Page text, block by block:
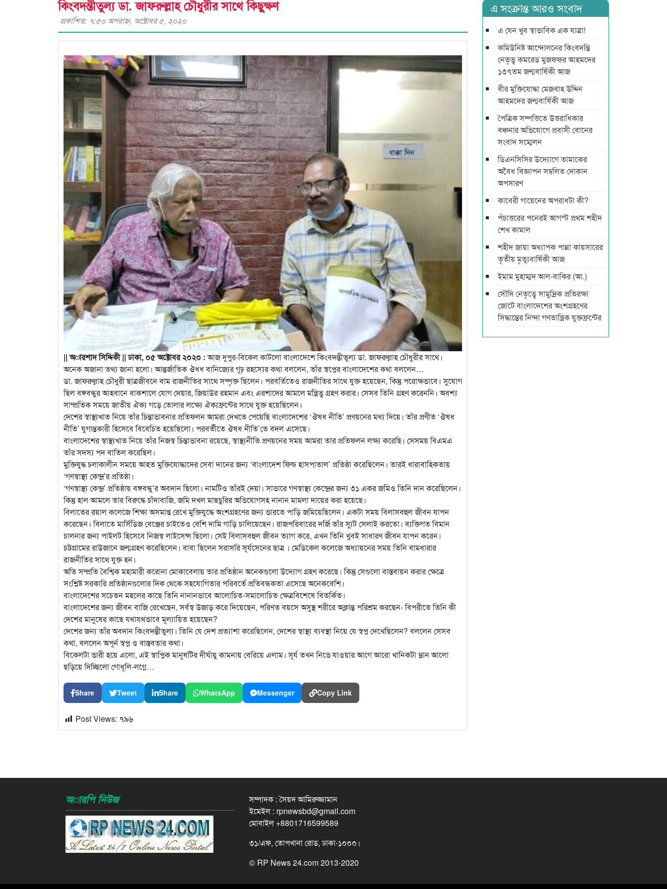
কিংবদন্তীতুল্য ডা. জাফরুল্লাহ চৌধুরীর সাথে কিছুক্ষণ
প্রকাশিত: ৭:৫০ অপরাহ্ণ, অক্টোবর ৫, ২০২০
|| অারশাদ সিদ্দিকী || ঢাকা, ০৫ অক্টোবর ২০২০ :আজ দুপুর-বিকেল কাটলো বাংলাদেশে কিংবদন্তীতুল্য ডা. জাফরুল্লাহ চৌধুরীর সাথে।
অনেক অজানা তথ্য জানা হলো। আন্তর্জাতিক ঔধধবানিজ্যের গূঢ় রহস্যের কথা বললেন, তাঁর স্বপ্নের বাংলাদেশের কথা বললেন…
ডা. জাফরুল্লাহ চৌধুরী ছাত্রজীবনে বাম রাজনীতির সাথে সম্পৃক্ত ছিলেন। পরবর্তিতেও রাজনীতির সাথে যুক্ত হয়েছেন, কিন্তু পরোক্ষভাবে। সুযোগ
ছিল বঙ্গবন্ধুর আহবানে বাকশালে যোগ দেয়ার, জিয়াউর রহমান এবং এরশাদের আমলে মন্ত্রিত্ব গ্রহণ করার। সেসব তিনি গ্রহণ করেননি। অবশ্য
সাম্প্রতিক সময়ে জাতীয় ঐক্য গড়ে তোলার লক্ষ্যে ঐক্যফ্রন্টের সাথে যুক্ত হয়েছিলেন।
দেশের স্বাস্থ্যখাত নিয়ে তাঁর চিন্তাভাবনার প্রতিফলন আমরা দেখতে পেয়েছি বাংলাদেশের ‘ঔষধ নীতি’ প্রণয়নের মধ্য দিয়ে। তাঁর প্রণীত ‘ঔষধ
নীতি’ যুগান্তকারী হিসেবে বিবেচিত হয়েছিলো। পরবর্তীতে ঔষধ নীতি’তে বদল এসেছে।
বাংলাদেশের স্বাস্থ্যখাত নিয়ে তাঁর নিজস্ব চিন্তাভাবনা রয়েছে, স্বাস্থ্যনীতি প্রণয়নের সময় আমরা তার প্রতিফলন লক্ষ্য করেছি। সেসময় বিএমএ
তাঁর সদস্য পদ বাতিল করেছিল।
মুক্তিযুদ্ধ চলাকালীন সময়ে আহত মুক্তিযোদ্ধাদের সেবা দানের জন্য ‘বাংলাদেশ ফিল্ড হাসপাতাল’ প্রতিষ্ঠা করেছিলেন। তারই ধারাবাহিকতায়
‘গণস্বাস্থ্য কেন্দ্র’র প্রতিষ্ঠা।
‘গণস্বাস্থ্য কেন্দ্র’ প্রতিষ্ঠায় বঙ্গবন্ধু’র অবদান ছিলো। নামটিও তাঁরই দেয়া। সাভারে গণস্বাস্থ্য কেন্দ্রের জন্য ৩১ একর জমিও তিনি দান করেছিলেন।
কিন্তু হাল আমলে তার বিরুদ্ধে চাঁদাবাজি, জমি দখল মাছচুরির অভিযোগসহ নানান মামলা দায়ের করা হয়েছে।
বিলাতের রয়াল কলেজে শিক্ষা অসমাপ্ত রেখে মুক্তিযুদ্ধে অংশগ্রহণের জন্য ভারতে পাড়ি জমিয়েছিলেন। একটা সময় বিলাসবহুল জীবন যাপন
করেছেন। বিলাতে মার্সিডিজ বেঞ্জের চাইতেও বেশি দামি গাড়ি চালিয়েছেন। রাজপরিবারের দর্জি তাঁর স্যুট সেলাই করতো। ব্যক্তিগত বিমান
চালনার জন্য পাইলট হিসেবে নিজস্ব লাইসেন্স ছিলো। সেই বিলাসবহুল জীবন ত্যাগ করে, এখন তিনি খুবই সাধারণ জীবন যাপন করেন।
চট্টগ্রামের রাউজানে জন্মগ্রহণ করেছিলেন। বাবা ছিলেন সরাসরি সূর্যসেনের ছাত্র । মেডিকেল কলেজে অধ্যায়নের সময় তিনি বামধারার
রাজনীতির সাথে যুক্ত হন।
অতি সম্প্রতি বৈশ্বিক মহামারী করোনা মোকাবেলায় তার প্রতিষ্ঠান অনেকগুলো উদ্যোগ গ্রহণ করেছে। কিন্তু সেগুলো বাস্তবায়ন করার ক্ষেত্রে
সংশ্লিষ্ট সরকারি প্রতিষ্ঠানগুলোর দিক থেকে সহযোগিতার পরিবর্তে প্রতিবন্ধকতা এসেছে অনেকবেশি।
বাংলাদেশের সচেতন মহলের কাছে তিনি নানানভাবে আলোচিত-সমালোচিত ক্ষেত্রবিশেষে বিতর্কিত।
বাংলাদেশের জন্য জীবন বাজি রেখেছেন, সর্বস্ব উজাড় করে দিয়েছেন, পরিণত বয়সে অসুস্থ শরীরে অক্লান্ত পরিশ্রম করছেন- বিপরীতে তিনি কী
দেশের মানুষের কাছে যথাযথভাবে মূল্যায়িত হয়েছেন?
দেশের জন্য তাঁর অবদান কিংবদন্তীতুল্য। তিনি যে দেশ প্রত্যাশা করেছিলেন, দেশের স্বাস্থ্য ব্যবস্থা নিয়ে যে স্বপ্ন দেখেছিলেন? বললেন সেসব
কথা, বললেন অপূর্ন স্বপ্ন ও বাস্তবতার কথা।
বিকেলটা ভারী হয়ে এলো, এই স্বাপ্নিক মানুষটির দীর্ঘায়ু কামনায় বেরিয়ে এলাম। সূর্য তখন নিভে যাওয়ার আগে আরো খানিকটা ম্লান আলো
ছড়িয়ে দিচ্ছিলো গোধূলি-লগ্নে…
Share Tweet Share WhatsApp Messenger Copy Link
Post Views: ৭৯৬
এ সংক্রান্ত আরও সংবাদ
এ যেন খুব স্বাভাবিক এক যাত্রা!
কমিউনিষ্ট আন্দোলনের কিংবদন্তি
নেতৃত্ব কমরেড মুজফ্ফর আহমদের
১৩৭তম জন্মবার্ষিকী আজ
বীর মুক্তিযোদ্ধা মেজবাহ উদ্দিন
আহমদের জন্মবার্ষিকী আজ
পৈত্রিক সম্পত্তিতে উত্তরাধিকার
বঞ্চনার অভিযোগে প্রবাসী বোনের
সংবাদ সম্মেলন
ডিএনসিসির উদ্যোগে তামাকের
অবৈধ বিজ্ঞাপন সম্বলিত দোকান
অপসারণ
কাবেরী গায়েনের অপরাধটা কী?
পঁচাত্তরের পনেরই আগস্ট প্রথম শহীদ
শেখ কামাল
শহীদ জায়া অধ্যাপক পান্না কায়সারের
তৃতীয় মৃত্যুবার্ষিকী আজ
ইমাম মুহাম্মদ আল-বাকির (আ.)
সৌদি নেতৃত্বে সামুদ্রিক প্রতিরক্ষা
জোটে বাংলাদেশের অংশগ্রহণের
সিদ্ধান্তের নিন্দা গণতান্ত্রিক যুক্তফ্রন্টের
অারপি নিউজ
সম্পাদক : সৈয়দ আমিরুজ্জামান
ইমেইল : rpnewsbd@gmail.com
মোবাইল +8801716599589
৩১/এফ, তোপখানা রোড, ঢাকা-১০০০।
© RP News 24.com 2013-2020